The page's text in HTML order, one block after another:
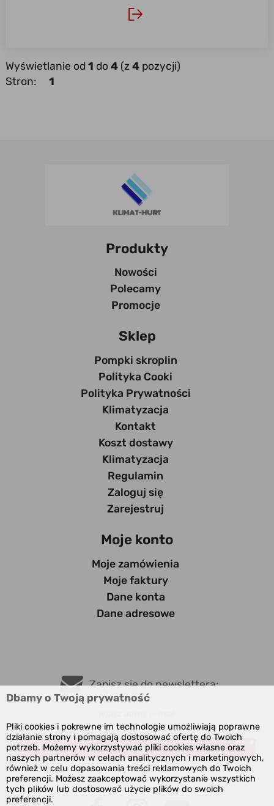
Wyświetlanie od 1 do 4(z 4pozycji)
Stron:
1
Zapisz się do newslettera:
ZAPISZ
Produkty
Nowości
Polecamy
Promocje
Sklep
Pompki skroplin
Polityka Cooki
Polityka Prywatności
Klimatyzacja
Kontakt
Koszt dostawy
Klimatyzacja
Regulamin
Zaloguj się
Zarejestruj
Moje konto
Moje zamówienia
Moje faktury
Dane konta
Dane adresowe
Dbamy o Twoją prywatność
Pliki cookies i pokrewne im technologie umożliwiają poprawne
działanie strony i pomagają dostosować ofertę do Twoich
potrzeb. Możemy wykorzystywać pliki cookies własne oraz
naszych partnerów w celach analitycznych i marketingowych,
również w celu dopasowania treści reklamowych do Twoich
preferencji. Możesz zaakceptować wykorzystanie wszystkich
tych plików lub dostosować użycie plików do swoich
preferencji.